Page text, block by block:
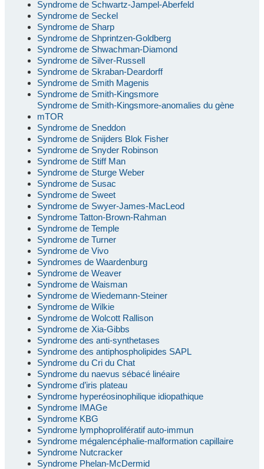
Syndrome de Schwartz-Jampel-Aberfeld
Syndrome de Seckel
Syndrome de Sharp
Syndrome de Shprintzen-Goldberg
Syndrome de Shwachman-Diamond
Syndrome de Silver-Russell
Syndrome de Skraban-Deardorff
Syndrome de Smith Magenis
Syndrome de Smith-Kingsmore
Syndrome de Smith-Kingsmore-anomalies du gène
mTOR
Syndrome de Sneddon
Syndrome de Snijders Blok Fisher
Syndrome de Snyder Robinson
Syndrome de Stiff Man
Syndrome de Sturge Weber
Syndrome de Susac
Syndrome de Sweet
Syndrome de Swyer-James-MacLeod
Syndrome Tatton-Brown-Rahman
Syndrome de Temple
Syndrome de Turner
Syndrome de Vivo
Syndromes de Waardenburg
Syndrome de Weaver
Syndrome de Waisman
Syndrome de Wiedemann-Steiner
Syndrome de Wilkie
Syndrome de Wolcott Rallison
Syndrome de Xia-Gibbs
Syndrome des anti-synthetases
Syndrome des antiphospholipides SAPL
Syndrome du Cri du Chat
Syndrome du naevus sébacé linéaire
Syndrome d’iris plateau
Syndrome hyperéosinophilique idiopathique
Syndrome IMAGe
Syndrome KBG
Syndrome lymphoprolifératif auto-immun
Syndrome mégalencéphalie-malformation capillaire
Syndrome Nutcracker
Syndrome Phelan-McDermid